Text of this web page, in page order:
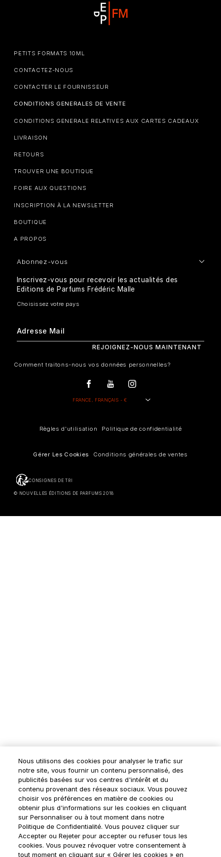
PETITS FORMATS 10ML
CONTACTEZ-NOUS
CONTACTER LE FOURNISSEUR
CONDITIONS GENERALES DE VENTE
CONDITIONS GENERALE RELATIVES AUX CARTES CADEAUX
LIVRAISON
RETOURS
TROUVER UNE BOUTIQUE
FOIRE AUX QUESTIONS
INSCRIPTION À LA NEWSLETTER
BOUTIQUE
A PROPOS
Abonnez-vous
Inscrivez-vous pour recevoir les actualités des
Editions de Parfums Frédéric Malle
Comment traitons-nous vos données personnelles?
Règles d'utilisation Politique de confidentialité
Gérer Les Cookies Conditions générales de ventes
CONSIGNES DE TRI
© NOUVELLES ÉDITIONS DE PARFUMS 2018
Nous utilisons des cookies pour analyser le trafic sur
notre site, vous fournir un contenu personnalisé, des
publicités basées sur vos centres d'intérêt et du
contenu provenant des réseaux sociaux. Vous pouvez
choisir vos préférences en matière de cookies ou
obtenir plus d'informations sur les cookies en cliquant
sur Personnaliser ou à tout moment dans notre
Politique de Confidentialité. Vous pouvez cliquer sur
Accepter ou Rejeter pour accepter ou refuser tous les
cookies. Vous pouvez révoquer votre consentement à
tout moment en cliquant sur « Gérer les cookies » en